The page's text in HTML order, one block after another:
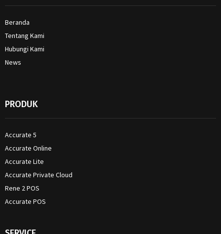
Beranda
Tentang Kami
Hubungi Kami
News
PRODUK
Accurate 5
Accurate Online
Accurate Lite
Accurate Private Cloud
Rene 2 POS
Accurate POS